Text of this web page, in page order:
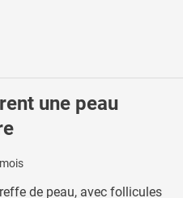
une peau
de peau, avec follicules